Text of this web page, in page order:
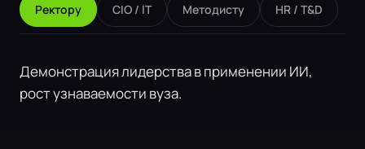
Ректору CIO / IT Методисту HR / T&D
Демонстрация лидерства в применении ИИ,
рост узнаваемости вуза.